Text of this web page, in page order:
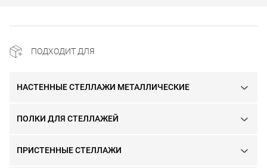
ПОДХОДИТ ДЛЯ
НАСТЕННЫЕ СТЕЛЛАЖИ МЕТАЛЛИЧЕСКИЕ
ПОЛКИ ДЛЯ СТЕЛЛАЖЕЙ
ПРИСТЕННЫЕ СТЕЛЛАЖИ